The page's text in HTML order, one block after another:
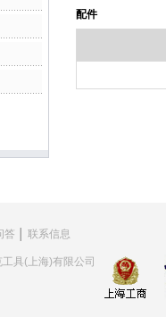
配件
答 联系信息
具(上海)有限公司